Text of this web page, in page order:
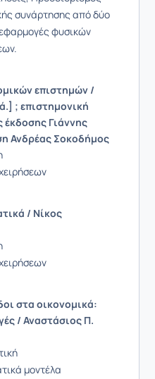
συνάρτησης από δύο
φυσικών
επιστημών /
; επιστημονική
έκδοσης Γιάννης
Ανδρέας Σοκοδήμος
/ Νίκος
στα οικονομικά:
/ Αναστάσιος Π.
μοντέλα